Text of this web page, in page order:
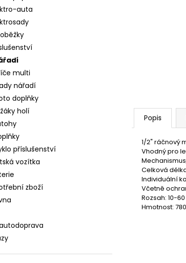
auta
multi
nářadí
doplňky
holí
příslušenství
vozítka
zboží
Popis
1/2" ráčnový
Vhodný pro
Celková
Individuální
Včetně
Rozsah: 10-
Hmotnost: